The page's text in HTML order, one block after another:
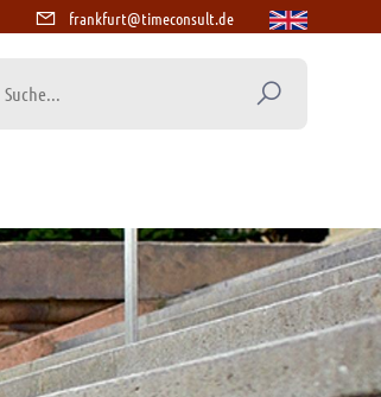
frankfurt@timeconsult.de